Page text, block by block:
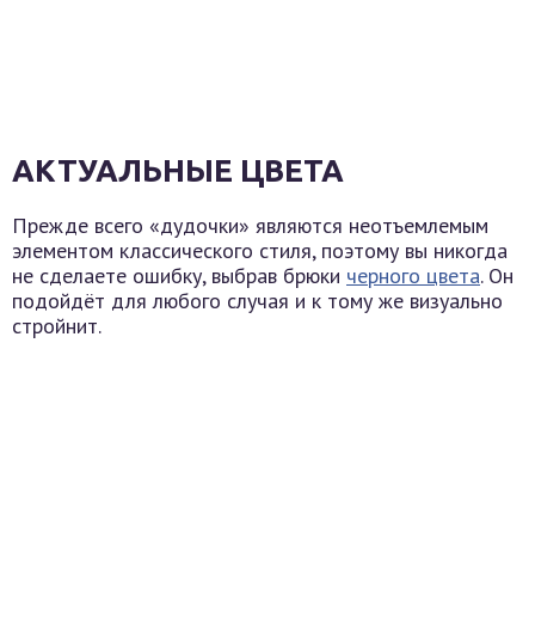
АКТУАЛЬНЫЕ ЦВЕТА
Прежде всего «дудочки» являются неотъемлемым
элементом классического стиля, поэтому вы никогда
не сделаете ошибку, выбрав брюки черного цвета. Он
подойдёт для любого случая и к тому же визуально
стройнит.